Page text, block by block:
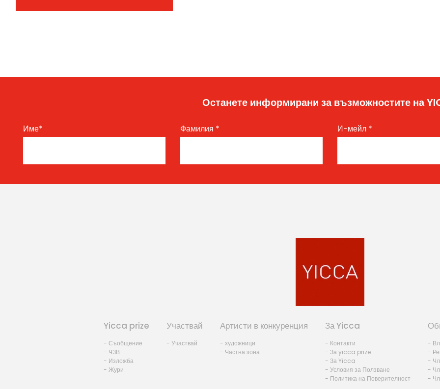
Останете информирани за възможностите на
Име* Фамилия * И-мейл *
Yicca prize
- Съобщение
- ЧЗВ
- Изложба
- Жури
Участвай
- Участвай
Артисти в конкуренция
- художници
- Частна зона
За Yicca
- Контакти
- За yicca prize
- За Yicca
- Условия за Ползване
- Политика на Поверителност
-
-
-
-
-